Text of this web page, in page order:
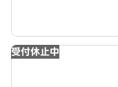
受付休止中